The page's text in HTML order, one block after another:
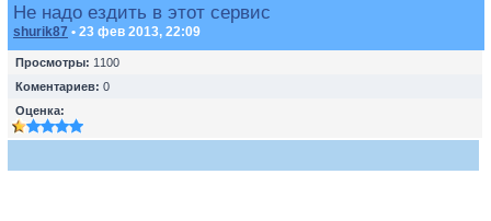
Не надо ездить в этот сервис
shurik87 • 23 фев 2013, 22:09
Просмотры: 1100
Коментариев: 0
Оценка: